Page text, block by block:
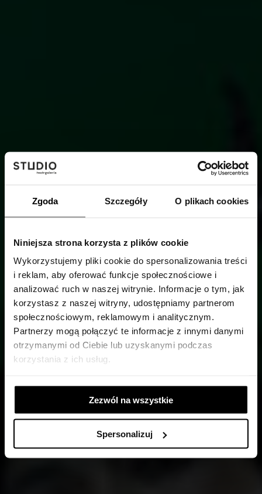
Zgoda Szczegóły O plikach cookies
Niniejsza strona korzysta z plików cookie
Wykorzystujemy pliki cookie do spersonalizowania treści
i reklam, aby oferować funkcje społecznościowe i
analizować ruch w naszej witrynie. Informacje o tym, jak
korzystasz z naszej witryny, udostępniamy partnerom
społecznościowym, reklamowym i analitycznym.
Partnerzy mogą połączyć te informacje z innymi danymi
otrzymanymi od Ciebie lub uzyskanymi podczas
korzystania z ich usług.
Zezwól na wszystkie
Spersonalizuj
FLORENCIA EN EL AMAZONAS
09.12.2023, GODZ: 18:30